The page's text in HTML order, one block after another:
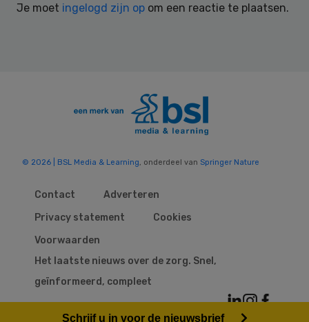
Je moet ingelogd zijn op om een reactie te plaatsen.
© 2026 | BSL Media & Learning, onderdeel van Springer Nature
Contact
Adverteren
Privacy statement
Cookies
Voorwaarden
Het laatste nieuws over de zorg. Snel,
geïnformeerd, compleet
Schrijf u in voor de nieuwsbrief